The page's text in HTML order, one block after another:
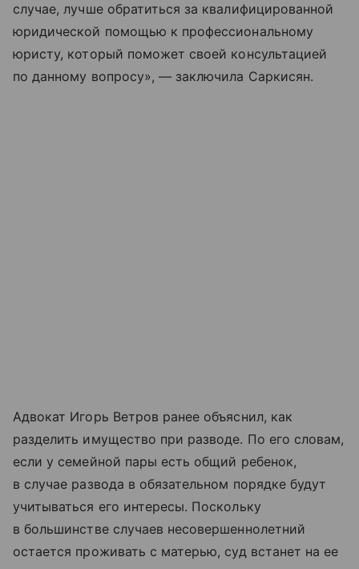
случае, лучше обратиться за квалифицированной
юридической помощью к профессиональному
юристу, который поможет своей консультацией
по данному вопросу», — заключила Саркисян.
Адвокат Игорь Ветров ранее объяснил, как
разделить имущество при разводе. По его словам,
если у семейной пары есть общий ребенок,
в случае развода в обязательном порядке будут
учитываться его интересы. Поскольку
в большинстве случаев несовершеннолетний
остается проживать с матерью, суд встанет на ее